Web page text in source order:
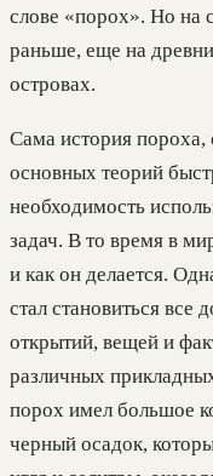
слове «порох». Но на
раньше, еще на
островах.
Сама история пороха,
основных теорий
необходимость
задач. В то время в
и как он делается.
стал становиться все
открытий, вещей и
различных
порох имел большое
черный осадок,